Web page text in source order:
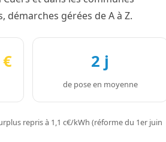
gérées de A à Z.
2 j
de pose en moyenne
repris à 1,1 c€/kWh (réforme du 1er juin